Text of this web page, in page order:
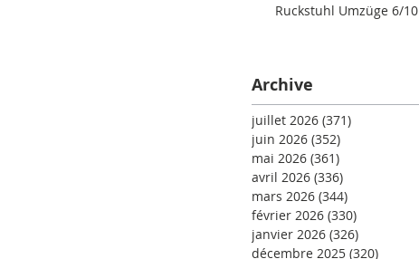
Ruckstuhl Umzüge 6/10
Archive
juillet 2026 (371)
juin 2026 (352)
mai 2026 (361)
avril 2026 (336)
mars 2026 (344)
février 2026 (330)
janvier 2026 (326)
décembre 2025 (320)